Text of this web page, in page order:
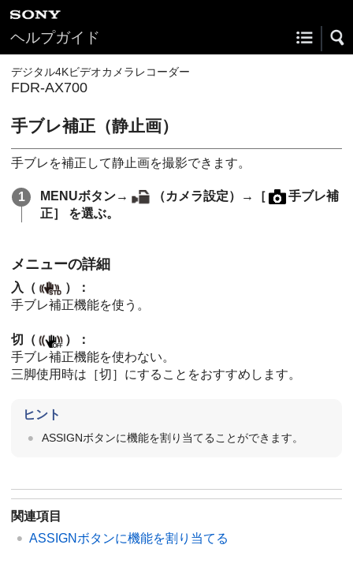
ヘルプガイド
デジタル4Kビデオカメラレコーダー
FDR-AX700
手ブレ補正（静止画）
手ブレを補正して静止画を撮影できます。
MENUボタン→ （カメラ設定）→［
手ブレ補
正］ を選ぶ。
メニューの詳細
入（
）：
手ブレ補正機能を使う。
切（
）：
手ブレ補正機能を使わない。
三脚使用時は［切］にすることをおすすめします。
ヒント
ASSIGNボタンに機能を割り当てることができます。
関連項目
ASSIGNボタンに機能を割り当てる